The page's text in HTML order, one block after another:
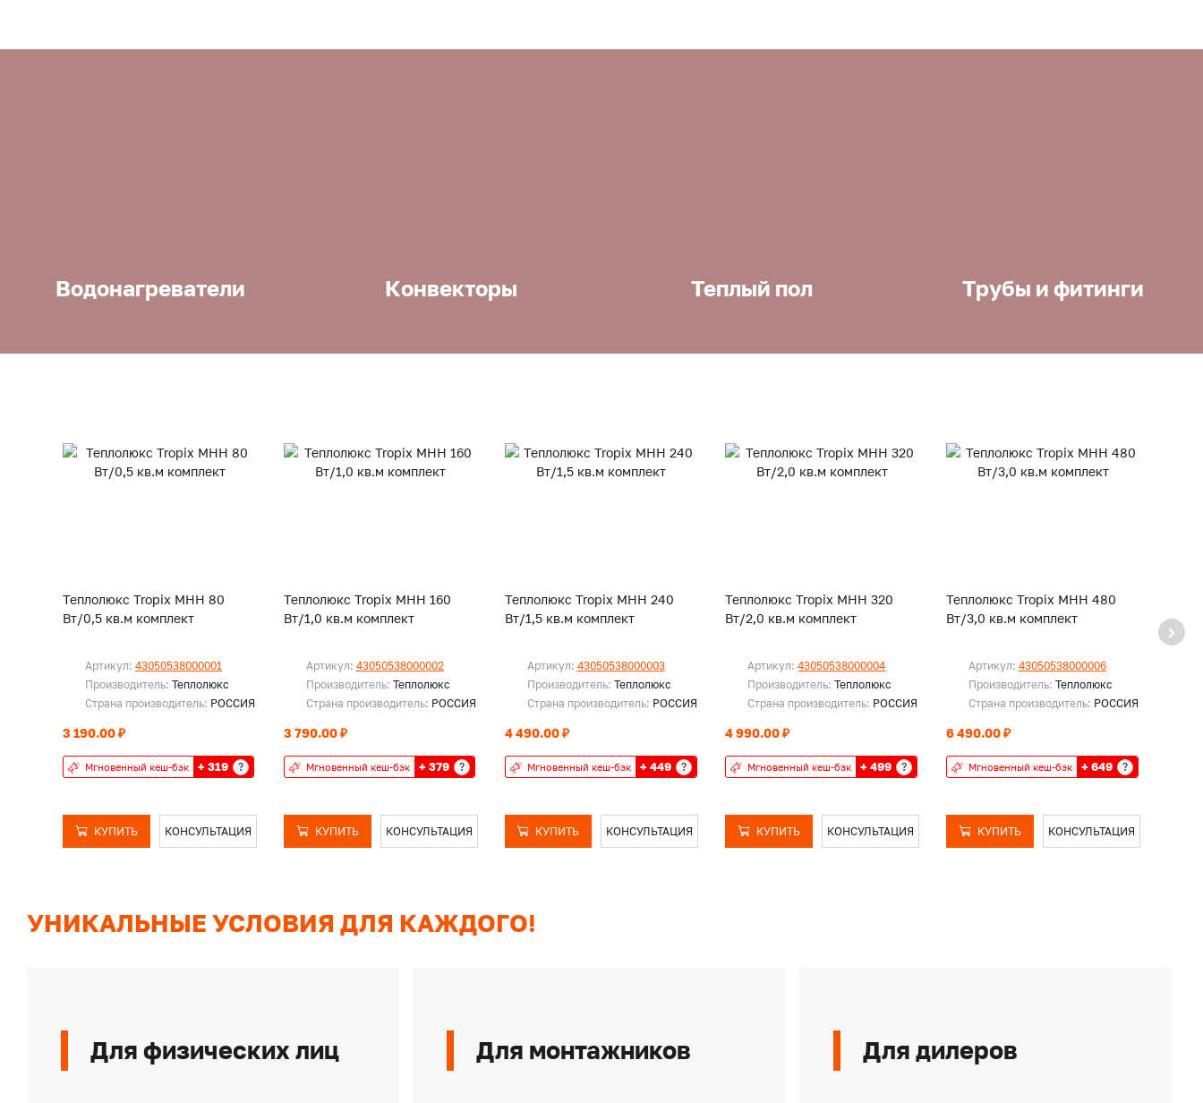
Водонагреватели Конвекторы Теплый пол Трубы и фитинги
Теплолюкс Tropix МНН 80
Вт/0,5 кв.м комплект
Артикул: 43050538000001
Производитель: Теплолюкс
Страна производитель: РОССИЯ
3 190.00 ₽
Мгновенный кеш-бэк + 319 ?
КУПИТЬ КОНСУЛЬТАЦИЯ
Теплолюкс Tropix МНН 160
Вт/1,0 кв.м комплект
Артикул: 43050538000002
Производитель: Теплолюкс
Страна производитель: РОССИЯ
3 790.00 ₽
Мгновенный кеш-бэк + 379 ?
КУПИТЬ КОНСУЛЬТАЦИЯ
Теплолюкс Tropix МНН 240
Вт/1,5 кв.м комплект
Артикул: 43050538000003
Производитель: Теплолюкс
Страна производитель: РОССИЯ
4 490.00 ₽
Мгновенный кеш-бэк + 449 ?
КУПИТЬ КОНСУЛЬТАЦИЯ
Теплолюкс Tropix МНН 320
Вт/2,0 кв.м комплект
Артикул:43050538000004
Производитель:Теплолюкс
Страна производитель: РОССИЯ
4 990.00 ₽
Мгновенный кеш-бэк + 499 ?
КУПИТЬ КОНСУЛЬТАЦИЯ
Теплолюкс Tropix МНН 480
Вт/3,0 кв.м комплект
Артикул:43050538000006
Производитель:Теплолюкс
Страна производитель: РОССИЯ
6 490.00 ₽
Мгновенный кеш-бэк + 649 ?
КУПИТЬ КОНСУЛЬТАЦИЯ
Вт/
УНИКАЛЬНЫЕ УСЛОВИЯ ДЛЯ КАЖДОГО!
Для физических лиц Для монтажников Для дилеров